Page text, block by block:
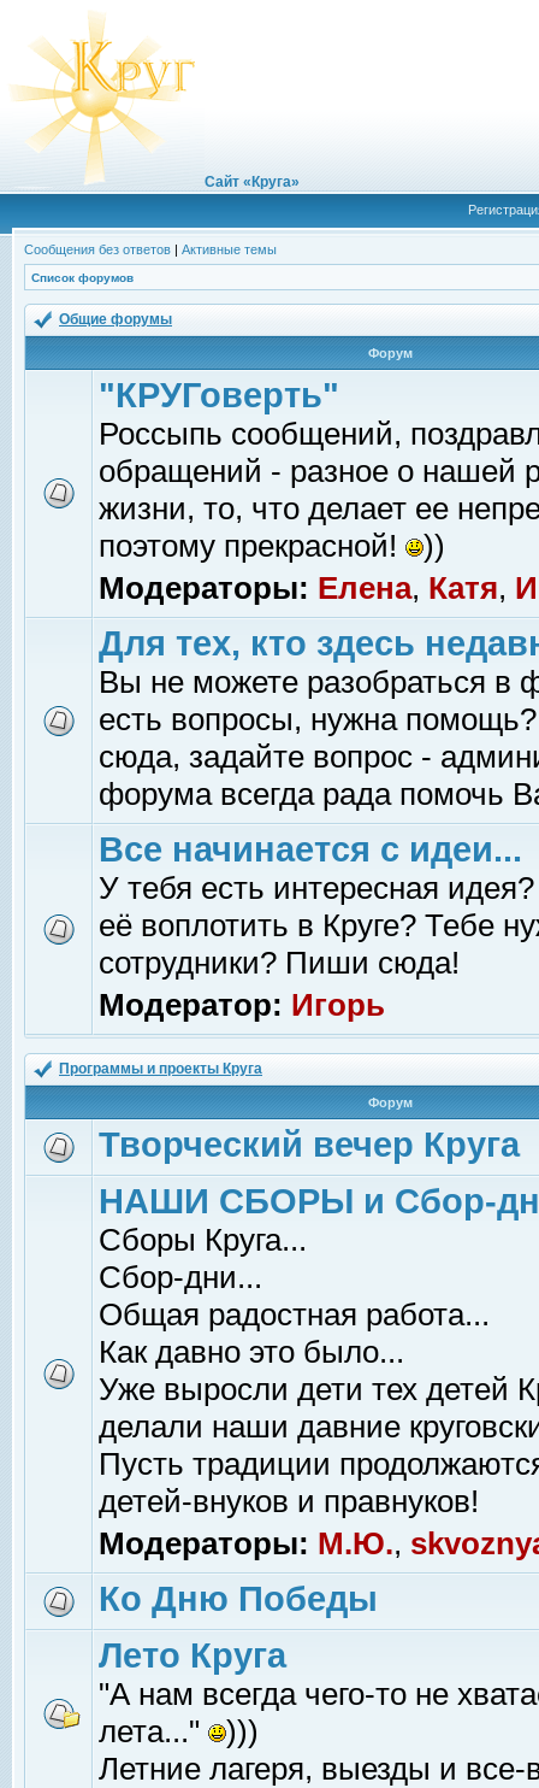
Сайт «Круга»
Сообщения без ответов | Активные темы
Список форумов
Общие форумы
Форум
"КРУГоверть"
Россыпь сообщений,
обращений - разное о нашей
жизни, то, что делает ее
поэтому прекрасной!
))
Модераторы: Елена, Катя,
Для тех, кто здесь
Вы не можете разобраться в
есть вопросы, нужна помощь?
сюда, задайте вопрос -
форума всегда рада помочь
Все начинается с идеи...
У тебя есть интересная
её воплотить в Круге? Тебе
сотрудники? Пиши сюда!
Модератор: Игорь
Программы и проекты Круга
Форум
Творческий вечер Круга
НАШИ СБОРЫ и Сбор-
Сборы Круга...
Сбор-дни...
Общая радостная работа...
Как давно это было...
Уже выросли дети тех детей
делали наши давние
Пусть традиции
детей-внуков и правнуков!
Модераторы: М.Ю.,
Ко Дню Победы
Лето Круга
"А нам всегда чего-то не
лета..."
)))
Летние лагеря, выезды и все-